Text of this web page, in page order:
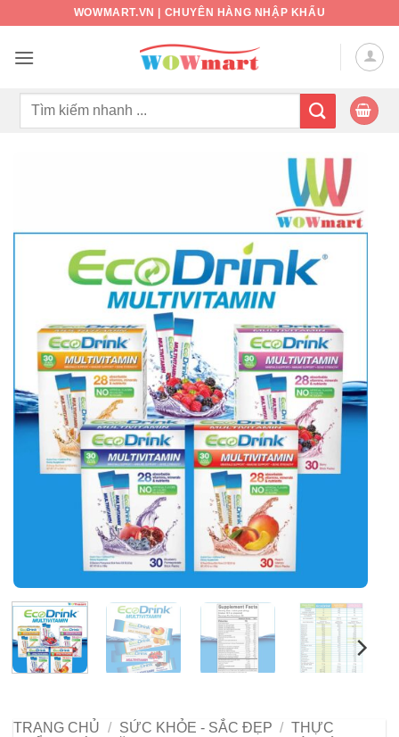
nội
WOWMART.VN | CHUYÊN HÀNG NHẬP KHẨU
Tìm
TRANG CHỦ / SỨC KHỎE - SẮC ĐẸP / THỰC